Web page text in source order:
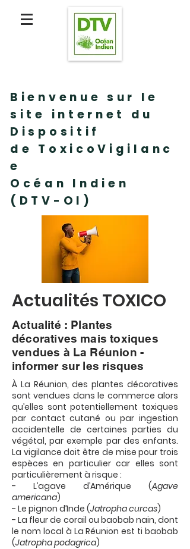
Bienvenue sur le
site internet du
D ispositif
de T oxicoV igilanc
e
O céan I ndien
(DTV-OI)
Actualités TOXICO
Actualité : Plantes
décoratives mais toxiques
vendues à La Réunion -
informer sur les risques
À La Réunion, des plantes décoratives
sont vendues dans le commerce alors
qu’elles sont potentiellement toxiques
par contact cutané ou par ingestion
accidentelle de certaines parties du
végétal, par exemple par des enfants.
La vigilance doit être de mise pour trois
espèces en particulier car elles sont
particulièrement à risque :
- L’agave d’Amérique (Agave
americana)
- Le pignon d’Inde (Jatropha curcas)
- La fleur de corail ou baobab nain, dont
le nom local à La Réunion est ti baobab
(Jatropha podagrica)